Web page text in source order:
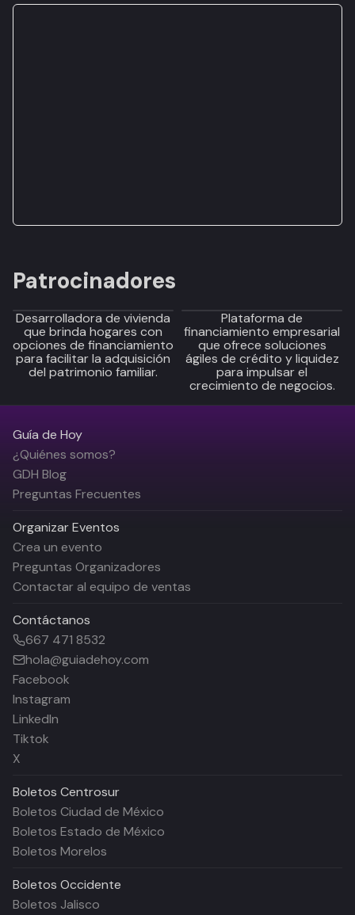
Patrocinadores
Desarrolladora de vivienda
que brinda hogares con
opciones de financiamiento
para facilitar la adquisición
del patrimonio familiar.
Plataforma de
financiamiento empresarial
que ofrece soluciones
ágiles de crédito y liquidez
para impulsar el
crecimiento de negocios.
Guía de Hoy
¿Quiénes somos?
GDH Blog
Preguntas Frecuentes
Organizar Eventos
Crea un evento
Preguntas Organizadores
Contactar al equipo de ventas
Contáctanos
667 471 8532
hola@guiadehoy.com
Facebook
Instagram
LinkedIn
Tiktok
X
Boletos Centrosur
Boletos Ciudad de México
Boletos Estado de México
Boletos Morelos
Boletos Occidente
Boletos Jalisco